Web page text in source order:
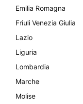
Emilia Romagna
Friuli Venezia Giulia
Lazio
Liguria
Lombardia
Marche
Molise